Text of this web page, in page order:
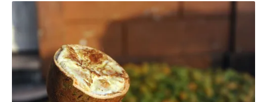
導致繁忙的慕尼黑機場關閉、大眾交通運輸全面暫停營
運，影響擴及中歐。僅僅在2023年，奧地利聯邦鐵路公司
因為天氣原因的停駛次數就高達1900次，成為另類的火車
安全隱憂。氣候變遷下，洪水、強風、熱浪等極端氣候災
害頻傳，為歐洲鐵路產業帶來嚴峻挑戰。極端高溫可能導
致軌道變形（buckling）或變質、架空電線（Catenary
Wire）鬆弛，甚至有鐵軌附近植被因高溫而著火的先例，